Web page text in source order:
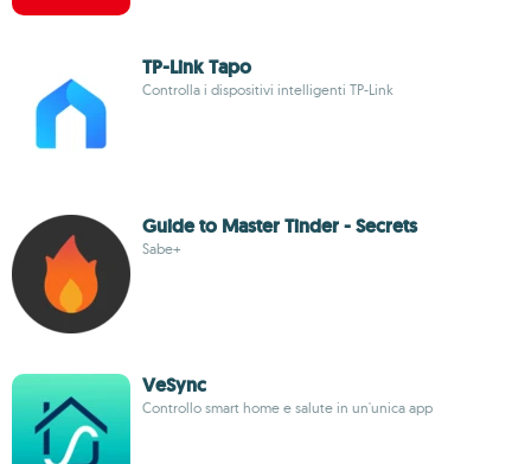
TP-Link Tapo
Controlla i dispositivi intelligenti TP-Link
Guide to Master Tinder - Secrets
Sabe+
VeSync
Controllo smart home e salute in un'unica app